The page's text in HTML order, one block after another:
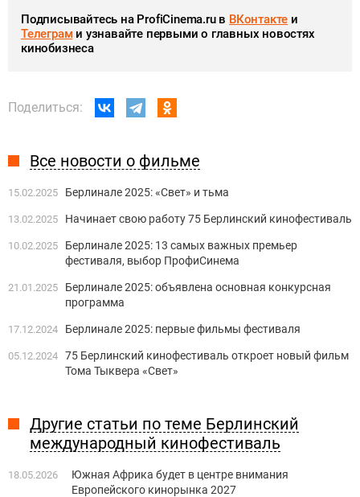
Подписывайтесь на ProfiCinema.ru в ВКонтакте и
Телеграми узнавайте первыми о главных новостях
кинобизнеса
Поделиться:
Все новости о фильме
15.02.2025 Берлинале 2025: «Свет» и тьма
13.02.2025 Начинает свою работу 75 Берлинский кинофестиваль
10.02.2025
Берлинале 2025: 13 самых важных премьер
фестиваля, выбор ПрофиСинема
21.01.2025
Берлинале 2025: объявлена основная конкурсная
программа
17.12.2024 Берлинале 2025: первые фильмы фестиваля
05.12.2024 75 Берлинский кинофестиваль откроет новый фильм
Тома Тыквера «Свет»
Другие статьи по теме Берлинский
международный кинофестиваль
18.05.2026
Южная Африка будет в центре внимания
Европейского кинорынка 2027